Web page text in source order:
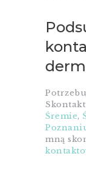
Śremie,
mną